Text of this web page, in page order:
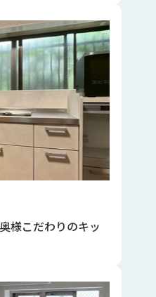
様こだわりのキッ